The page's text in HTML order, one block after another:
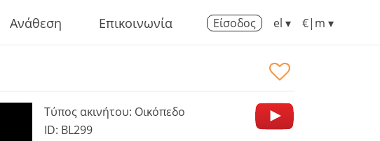
Ανάθεση Επικοινωνία Είσοδος el ▾ €|m ▾
Τύπος ακινήτου: Οικόπεδο
ID: BL299